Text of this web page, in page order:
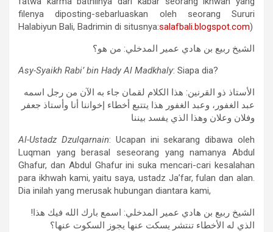
filenya diposting-sebarluaskan oleh seorang Sururi
Halabiyun Bali, Badrimin di situsnya:salafbali.blogspot.com)
الشيخ ربيع بن هادي عمير المدخلي: من هو؟
Asy-Syaikh Rabi’ bin Hady Al Madkhaly: Siapa dia?
الأستاذ ذو القرنين: هذا الكلام لقمان جاء به الآن من رجل اسمه
عبد الغفور، وعبد الغفور هذا يتتبع أخطاء إخواننا أنا وأستاذ جعفر
وفلان وعلان وهذا الذي يفسد بيننا
Al-Ustadz Dzulqarnain: Ucapan ini sekarang dibawa oleh
Luqman yang berasal seseorang yang namanya Abdul
Ghafur, dan Abdul Ghafur ini suka mencari-cari kesalahan
para ikhwah kami, yaitu saya, ustadz Ja’far, fulan dan alan.
Dia inilah yang merusak hubungan diantara kami,
!الشيخ ربيع بن هادي عمير المدخلي: اسمع بارك الله فيك هذا
الذي له الأخطاء تنتشر يسكت عنها يجوز السكوت عنها؟